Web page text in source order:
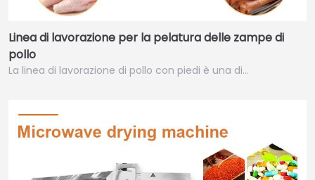
Linea di lavorazione per la pelatura delle zampe di
pollo
La linea di lavorazione di pollo con piedi è una di…